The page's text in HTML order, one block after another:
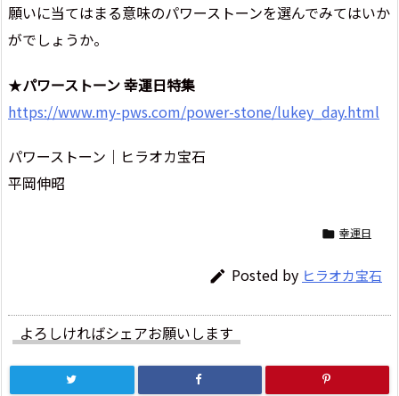
願いに当てはまる意味のパワーストーンを選んでみてはいか
がでしょうか。
★パワーストーン 幸運日特集
https://www.my-pws.com/power-stone/lukey_day.html
パワーストーン｜ヒラオカ宝石
平岡伸昭
 幸運日
 Posted by ヒラオカ宝石
よろしければシェアお願いします